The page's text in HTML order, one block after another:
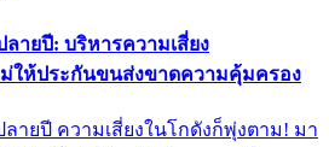
ายปี: บริหารความเสี่ยง
ม่ให้ประกันขนส่งขาดความคุ้มครอง
ายปี ความเสี่ยงในโกดังก็พุ่งตาม! มา